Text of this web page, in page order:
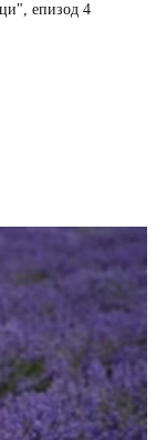
епизод 4